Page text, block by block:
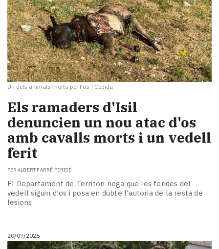
Un dels animals morts per l'os | Cedida
Els ramaders d'Isil
denuncien un nou atac d'os
amb cavalls morts i un vedell
ferit
PER ALBERT FARRÉ PERISÉ
El Departament de Territori nega que les ferides del
vedell siguin d'os i posa en dubte l'autoria de la resta de
lesions
20/07/2026